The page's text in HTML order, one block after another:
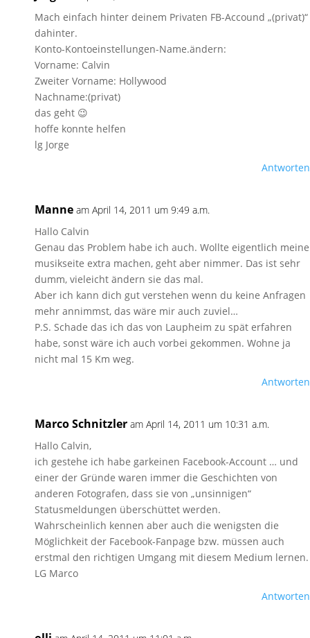
Mach einfach hinter deinem Privaten FB-Accound „(privat)“
dahinter.
Konto-Kontoeinstellungen-Name.ändern:
Vorname: Calvin
Zweiter Vorname: Hollywood
Nachname:(privat)
das geht 😉
hoffe konnte helfen
lg Jorge
Antworten
Manne am April 14, 2011 um 9:49 a.m.
Hallo Calvin
Genau das Problem habe ich auch. Wollte eigentlich meine
musikseite extra machen, geht aber nimmer. Das ist sehr
dumm, vieleicht ändern sie das mal.
Aber ich kann dich gut verstehen wenn du keine Anfragen
mehr annimmst, das wäre mir auch zuviel…
P.S. Schade das ich das von Laupheim zu spät erfahren
habe, sonst wäre ich auch vorbei gekommen. Wohne ja
nicht mal 15 Km weg.
Antworten
Marco Schnitzler am April 14, 2011 um 10:31 a.m.
Hallo Calvin,
ich gestehe ich habe garkeinen Facebook-Account … und
einer der Gründe waren immer die Geschichten von
anderen Fotografen, dass sie von „unsinnigen“
Statusmeldungen überschüttet werden.
Wahrscheinlich kennen aber auch die wenigsten die
Möglichkeit der Facebook-Fanpage bzw. müssen auch
erstmal den richtigen Umgang mit diesem Medium lernen.
LG Marco
Antworten